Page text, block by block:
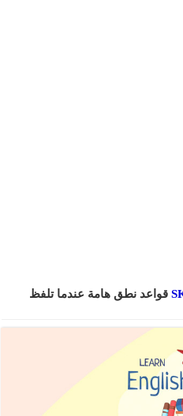
(10) قواعد نطق هامة عندما تلفظ